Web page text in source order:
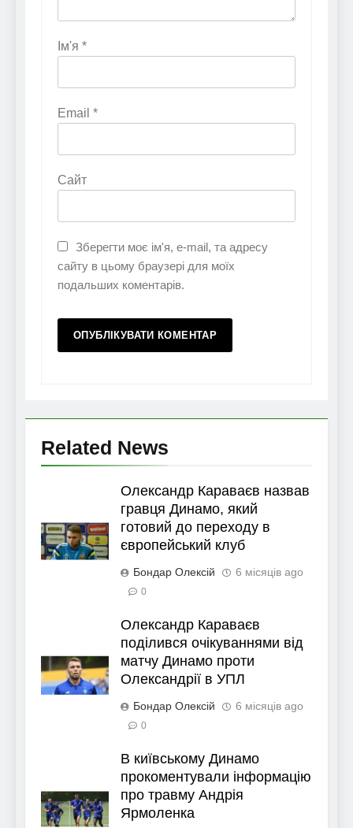
Ім'я *
Email *
Сайт
Зберегти моє ім'я, e-mail, та адресу
сайту в цьому браузері для моїх
подальших коментарів.
Related News
Олександр Караваєв назвав
гравця Динамо, який
готовий до переходу в
європейський клуб
Бондар Олексій 6 місяців ago
0
Олександр Караваєв
поділився очікуваннями від
матчу Динамо проти
Олександрії в УПЛ
Бондар Олексій 6 місяців ago
0
В київському Динамо
прокоментували інформацію
про травму Андрія
Ярмоленка